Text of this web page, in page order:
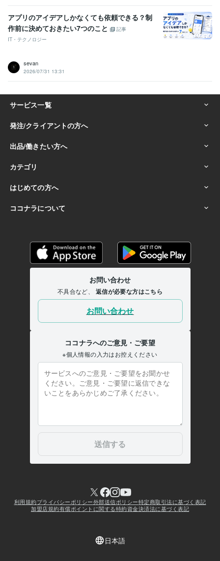
アプリのアイデアしかなくても依頼できる？制
作前に決めておきたい7つのこと
記事
IT・テクノロジー
sevan
2026/07/31 13:31